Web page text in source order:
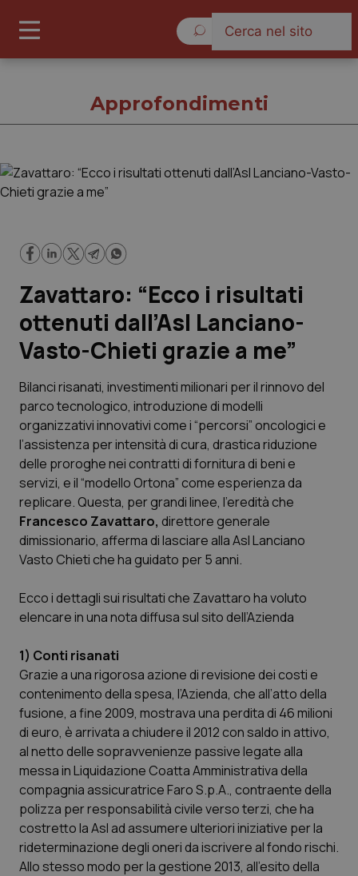
Governo e Parlamento
Regioni e Asl
Lavoro e Professioni
Scienza e Farmaci
Studi e Analisi
Lettere al direttore
Edizioni Regionali
QS Pro
Professionisti Sanitari.AI
Basilicata
Calabria
Campania
Emilia-Romagna
Friuli Venezia Giulia
Artrite & artrosi
Asma & BPCO
Car-T
Colesterolo & coronaropatie
Dermatite Atopica
QS Club Newsletter
Approfondimenti
Zavattaro: “Ecco i risultati
ottenuti dall’Asl Lanciano-
Vasto-Chieti grazie a me”
Bilanci risanati, investimenti milionari per il rinnovo del
parco tecnologico, introduzione di modelli
organizzativi innovativi come i “percorsi” oncologici e
l’assistenza per intensità di cura, drastica riduzione
delle proroghe nei contratti di fornitura di beni e
servizi, e il “modello Ortona” come esperienza da
replicare. Questa, per grandi linee, l’eredità che
Francesco Zavattaro, direttore generale
dimissionario, afferma di lasciare alla Asl Lanciano
Vasto Chieti che ha guidato per 5 anni.
Ecco i dettagli sui risultati che Zavattaro ha voluto
elencare in una nota diffusa sul sito dell’Azienda
1) Conti risanati
Grazie a una rigorosa azione di revisione dei costi e
contenimento della spesa, l’Azienda, che all’atto della
fusione, a fine 2009, mostrava una perdita di 46 milioni
di euro, è arrivata a chiudere il 2012 con saldo in attivo,
al netto delle sopravvenienze passive legate alla
messa in Liquidazione Coatta Amministrativa della
compagnia assicuratrice Faro S.p.A., contraente della
polizza per responsabilità civile verso terzi, che ha
costretto la Asl ad assumere ulteriori iniziative per la
rideterminazione degli oneri da iscrivere al fondo rischi.
Allo stesso modo per la gestione 2013, all’esito della